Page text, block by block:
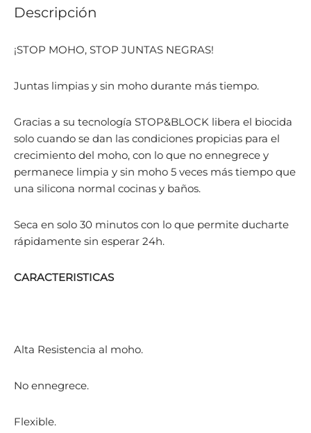
Descripción
¡STOP MOHO, STOP JUNTAS NEGRAS!
Juntas limpias y sin moho durante más tiempo.
Gracias a su tecnología STOP&BLOCK libera el biocida
solo cuando se dan las condiciones propicias para el
crecimiento del moho, con lo que no ennegrece y
permanece limpia y sin moho 5 veces más tiempo que
una silicona normal cocinas y baños.
Seca en solo 30 minutos con lo que permite ducharte
rápidamente sin esperar 24h.
CARACTERISTICAS
Alta Resistencia al moho.
No ennegrece.
Flexible.